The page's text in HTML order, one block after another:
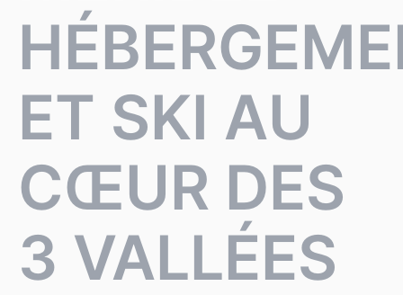
ET SKI AU
CŒUR DES
3 VALLÉES